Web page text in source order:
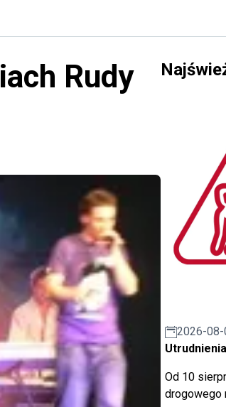
Rudy
2026-08-
Od 10
drogowego